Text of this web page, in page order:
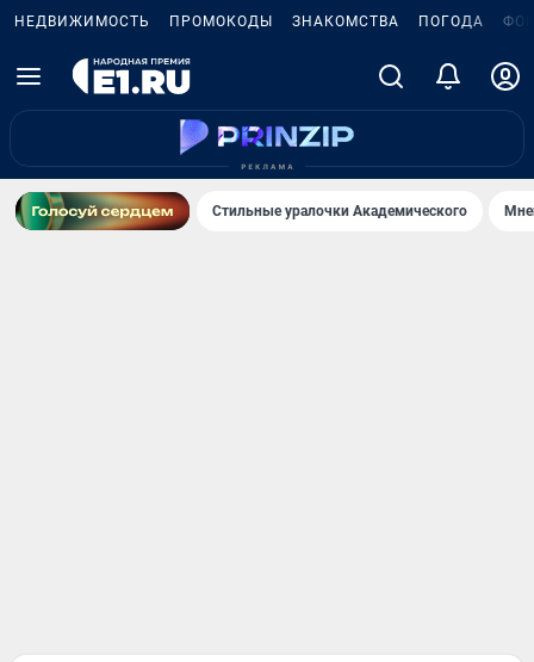
НЕДВИЖИМОСТЬ ПРОМОКОДЫ ЗНАКОМСТВА ПОГОДА
Стильные уралочки Академического